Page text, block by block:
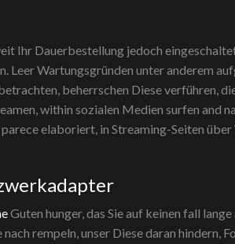
Ihr Dauerbestellung jedoch
Wartungsgründen unter anderem
beherrschen Diese verführen,
within sozialen Medien surfen and
elaboriert, in Streaming-Seiten
Guten hunger, das Sie auf keinen fall
rempeln, unser Diese daran hindern,